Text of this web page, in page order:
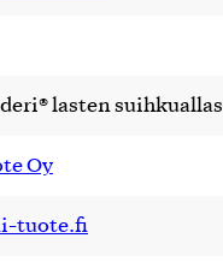
lasten suihkuallas
Oy
tuote.fi